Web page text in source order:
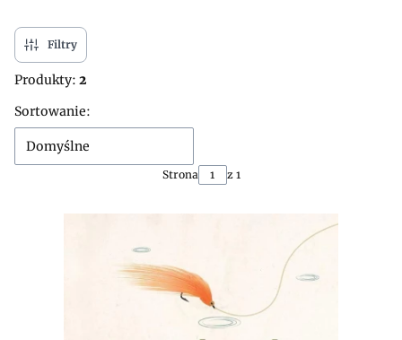
Filtry
Produkty: 2
Lista produktów
Sortowanie:
Domyślne
Strona z 1